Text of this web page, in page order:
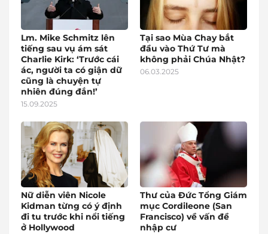
Lm. Mike Schmitz lên
tiếng sau vụ ám sát
Charlie Kirk: ‘Trước cái
ác, người ta có giận dữ
cũng là chuyện tự
nhiên đúng đắn!’
15.09.2025
Tại sao Mùa Chay bắt
đầu vào Thứ Tư mà
không phải Chúa Nhật?
06.03.2025
Nữ diễn viên Nicole
Kidman từng có ý định
đi tu trước khi nổi tiếng
ở Hollywood
Thư của Đức Tổng Giám
mục Cordileone (San
Francisco) về vấn đề
nhập cư